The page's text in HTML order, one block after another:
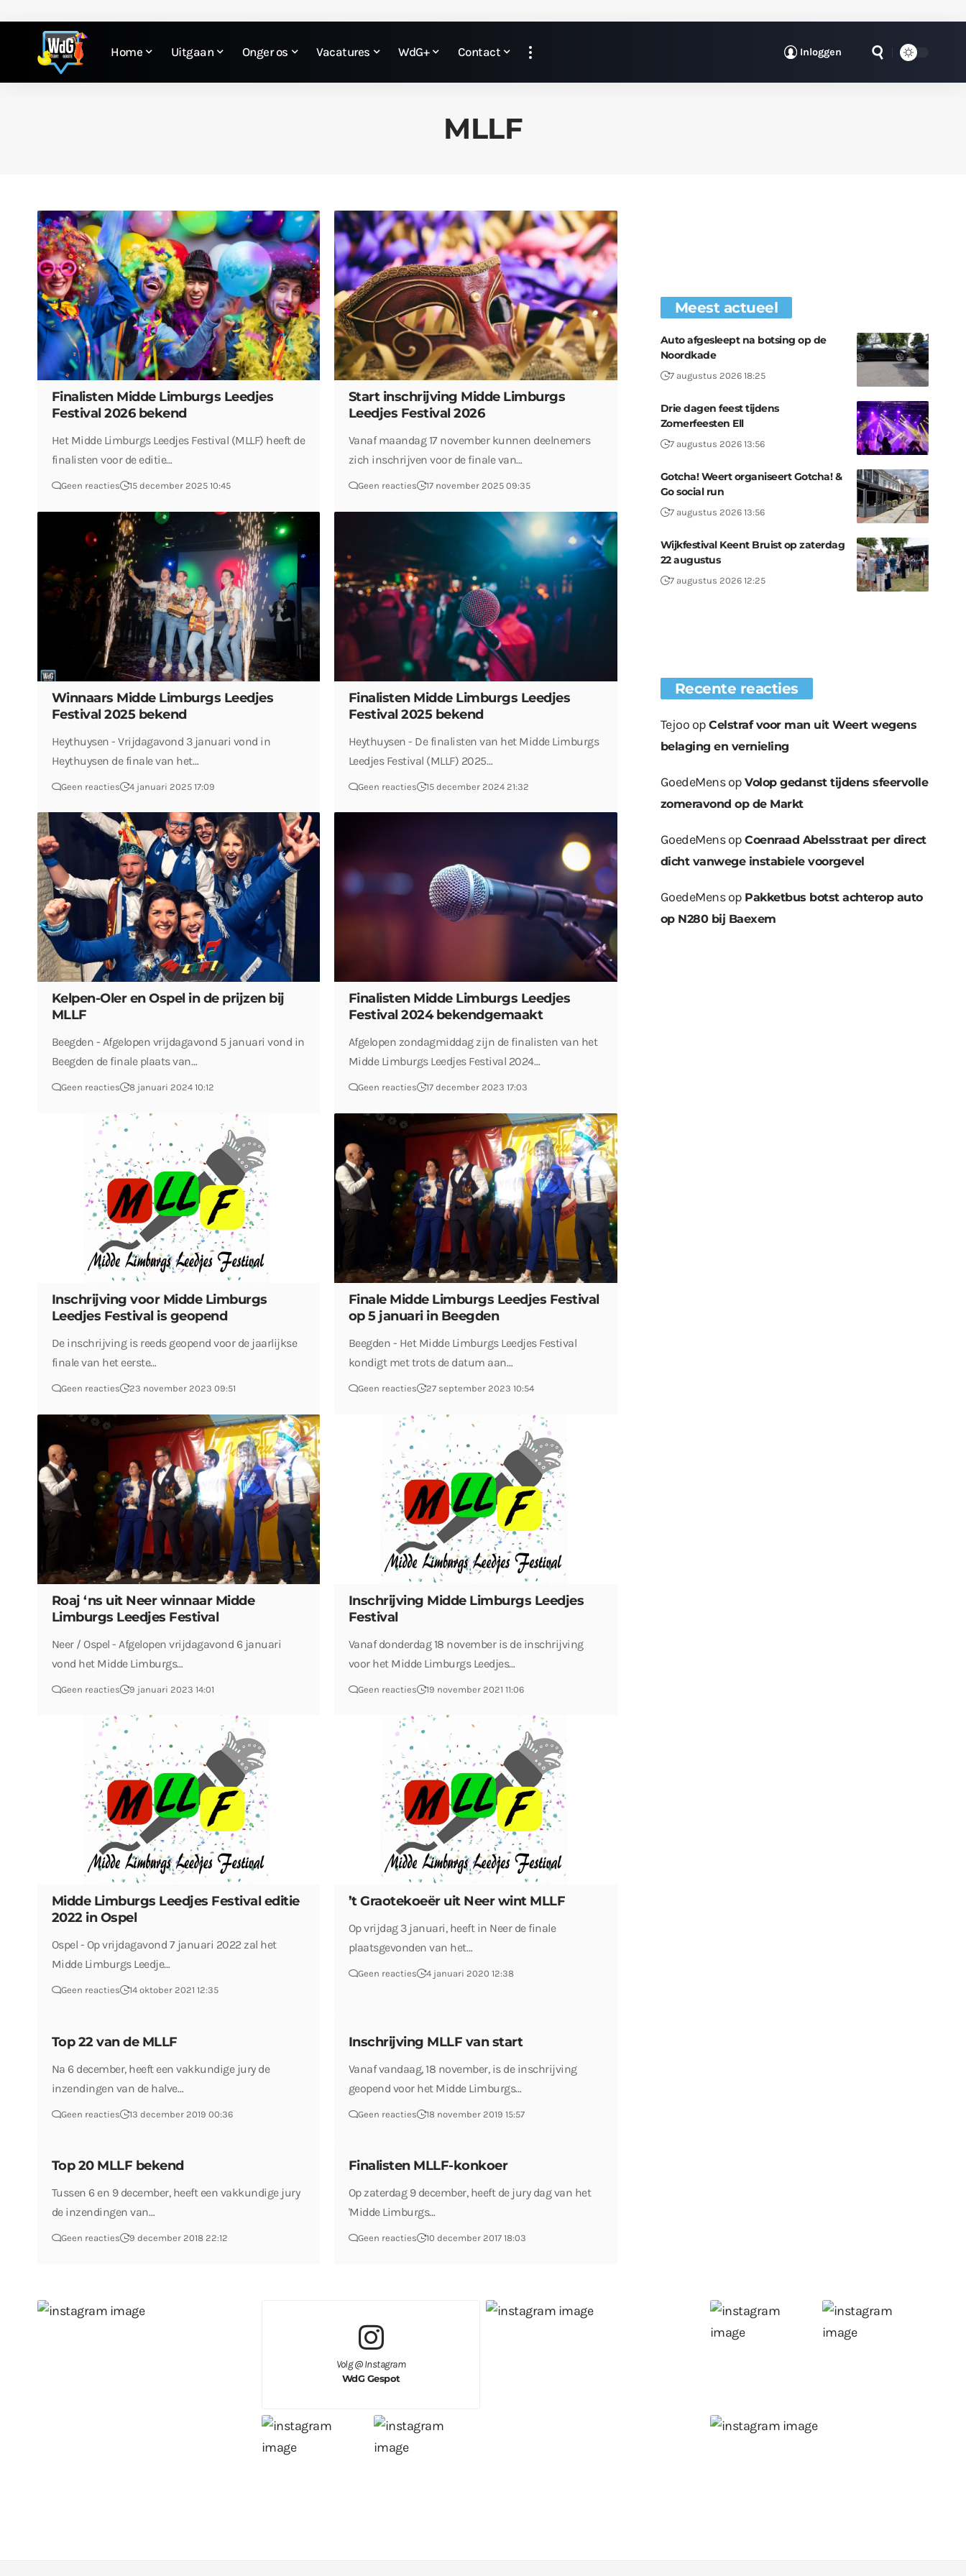
Home Uitgaan Onger os Vacatures WdG+ Contact Inloggen
MLLF
Finalisten Midde Limburgs Leedjes
Festival 2026 bekend
Het Midde Limburgs Leedjes Festival (MLLF) heeft de
finalisten voor de editie…
Geen reacties 15 december 2025 10:45
Start inschrijving Midde Limburgs
Leedjes Festival 2026
Vanaf maandag 17 november kunnen deelnemers
zich inschrijven voor de finale van…
Geen reacties 17 november 2025 09:35
Winnaars Midde Limburgs Leedjes
Festival 2025 bekend
Heythuysen - Vrijdagavond 3 januari vond in
Heythuysen de finale van het…
Geen reacties 4 januari 2025 17:09
Finalisten Midde Limburgs Leedjes
Festival 2025 bekend
Heythuysen - De finalisten van het Midde Limburgs
Leedjes Festival (MLLF) 2025…
Geen reacties 15 december 2024 21:32
Kelpen-Oler en Ospel in de prijzen bij
MLLF
Beegden - Afgelopen vrijdagavond 5 januari vond in
Beegden de finale plaats van…
Geen reacties 8 januari 2024 10:12
Finalisten Midde Limburgs Leedjes
Festival 2024 bekendgemaakt
Afgelopen zondagmiddag zijn de finalisten van het
Midde Limburgs Leedjes Festival 2024…
Geen reacties 17 december 2023 17:03
Inschrijving voor Midde Limburgs
Leedjes Festival is geopend
De inschrijving is reeds geopend voor de jaarlijkse
finale van het eerste…
Geen reacties 23 november 2023 09:51
Finale Midde Limburgs Leedjes Festival
op 5 januari in Beegden
Beegden - Het Midde Limburgs Leedjes Festival
kondigt met trots de datum aan…
Geen reacties 27 september 2023 10:54
Roaj ‘ns uit Neer winnaar Midde
Limburgs Leedjes Festival
Neer / Ospel - Afgelopen vrijdagavond 6 januari
vond het Midde Limburgs…
Geen reacties 9 januari 2023 14:01
Inschrijving Midde Limburgs Leedjes
Festival
Vanaf donderdag 18 november is de inschrijving
voor het Midde Limburgs Leedjes…
Geen reacties 19 november 2021 11:06
Midde Limburgs Leedjes Festival editie
2022 in Ospel
Ospel - Op vrijdagavond 7 januari 2022 zal het
Midde Limburgs Leedje…
Geen reacties 14 oktober 2021 12:35
’t Graotekoeër uit Neer wint MLLF
Op vrijdag 3 januari, heeft in Neer de finale
plaatsgevonden van het…
Geen reacties 4 januari 2020 12:38
Top 22 van de MLLF
Na 6 december, heeft een vakkundige jury de
inzendingen van de halve…
Geen reacties 13 december 2019 00:36
Inschrijving MLLF van start
Vanaf vandaag, 18 november, is de inschrijving
geopend voor het Midde Limburgs…
Geen reacties 18 november 2019 15:57
Top 20 MLLF bekend
Tussen 6 en 9 december, heeft een vakkundige jury
de inzendingen van…
Geen reacties 9 december 2018 22:12
Finalisten MLLF-konkoer
Op zaterdag 9 december, heeft de jury dag van het
'Midde Limburgs…
Geen reacties 10 december 2017 18:03
Meest actueel
Auto afgesleept na botsing op de
Noordkade
7 augustus 2026 18:25
Drie dagen feest tijdens
Zomerfeesten Ell
7 augustus 2026 13:56
Gotcha! Weert organiseert Gotcha! &
Go social run
7 augustus 2026 13:56
Wijkfestival Keent Bruist op zaterdag
22 augustus
7 augustus 2026 12:25
Recente reacties
Tejoo opCelstraf voor man uit Weert wegens
belaging en vernieling
GoedeMensopVolop gedanst tijdens sfeervolle
zomeravond op de Markt
GoedeMensopCoenraad Abelsstraat per direct
dicht vanwege instabiele voorgevel
GoedeMensop Pakketbus botst achterop auto
op N280 bij Baexem
Volg @ Instagram
WdG Gespot